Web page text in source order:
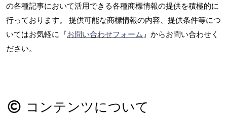
の各種記事において活用できる各種商標情報の提供を積極的に
行っております。 提供可能な商標情報の内容、提供条件等につ
いてはお気軽に『お問い合わせフォーム』からお問い合わせく
ださい。
コンテンツについて